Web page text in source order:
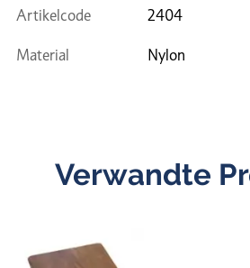
Artikelcode 2404
Material Nylon
Verwandte